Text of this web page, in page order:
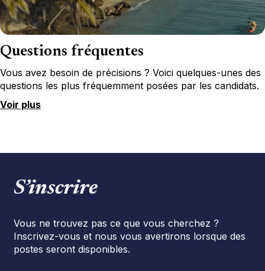
Questions fréquentes
Vous avez besoin de précisions ? Voici quelques-unes des
questions les plus fréquemment posées par les candidats.
Voir plus
S’inscrire
Vous ne trouvez pas ce que vous cherchez ?
Inscrivez-vous et nous vous avertirons lorsque des
postes seront disponibles.